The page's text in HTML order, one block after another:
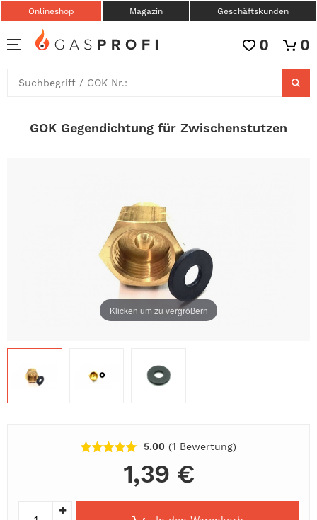
Onlineshop Magazin Geschäftskunden
0 0
GOK Gegendichtung für Zwischenstutzen
Klicken um zu vergrößern
5.00 (1 Bewertung)
1,39 €